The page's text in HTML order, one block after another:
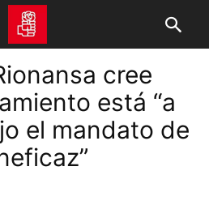
cree
está “a
el mandato de